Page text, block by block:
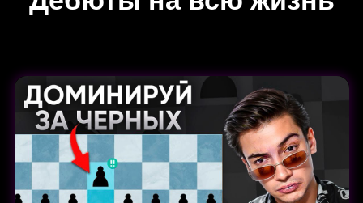
покупка возможна по отдельности)